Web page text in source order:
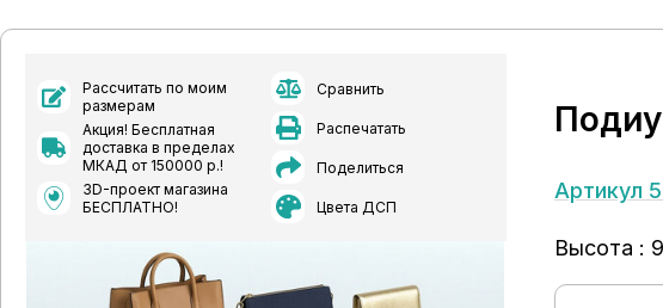
Рассчитать по моим
размерам
Акция! Бесплатная
доставка в пределах
МКАД от 150000 р.!
3D-проект магазина
БЕСПЛАТНО!
Сравнить
Распечатать
Поделиться
Цвета ДСП
Артикул
Высота :